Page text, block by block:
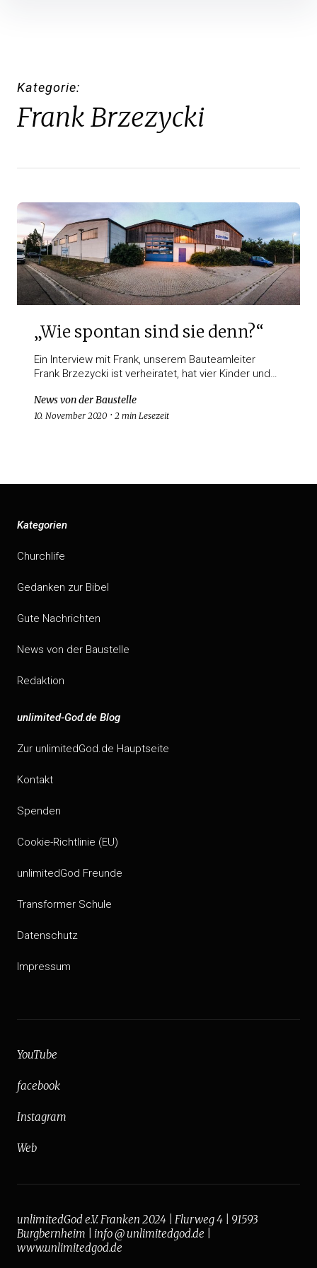
Kategorie
Frank Brzezycki
„Wie spontan sind sie denn?“
Ein Interview mit Frank, unserem Bauteamleiter
Frank Brzezycki ist verheiratet, hat vier Kinder und…
News von der Baustelle
10. November 2020 2 min Lesezeit
Kategorien
Churchlife
Gedanken zur Bibel
Gute Nachrichten
News von der Baustelle
Redaktion
unlimited-God.de Blog
Zur unlimitedGod.de Hauptseite
Kontakt
Spenden
Cookie-Richtlinie (EU)
unlimitedGod Freunde
Transformer Schule
Datenschutz
Impressum
YouTube
facebook
Instagram
Web
unlimitedGod e.V. Franken 2024 | Flurweg 4 | 91593
Burgbernheim | info @ unlimitedgod.de |
www.unlimitedgod.de